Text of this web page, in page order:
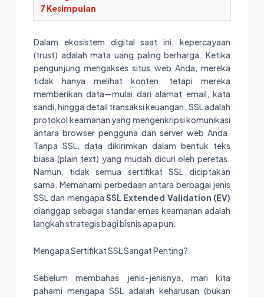
7 Kesimpulan
Dalam ekosistem digital saat ini, kepercayaan
(trust) adalah mata uang paling berharga. Ketika
pengunjung mengakses situs web Anda, mereka
tidak hanya melihat konten, tetapi mereka
memberikan data—mulai dari alamat email, kata
sandi, hingga detail transaksi keuangan. SSL adalah
protokol keamanan yang mengenkripsi komunikasi
antara browser pengguna dan server web Anda.
Tanpa SSL, data dikirimkan dalam bentuk teks
biasa (plain text) yang mudah dicuri oleh peretas.
Namun, tidak semua sertifikat SSL diciptakan
sama. Memahami perbedaan antara berbagai jenis
SSL dan mengapa SSL Extended Validation (EV)
dianggap sebagai standar emas keamanan adalah
langkah strategis bagi bisnis apa pun.
Mengapa Sertifikat SSL Sangat Penting?
Sebelum membahas jenis-jenisnya, mari kita
pahami mengapa SSL adalah keharusan (bukan